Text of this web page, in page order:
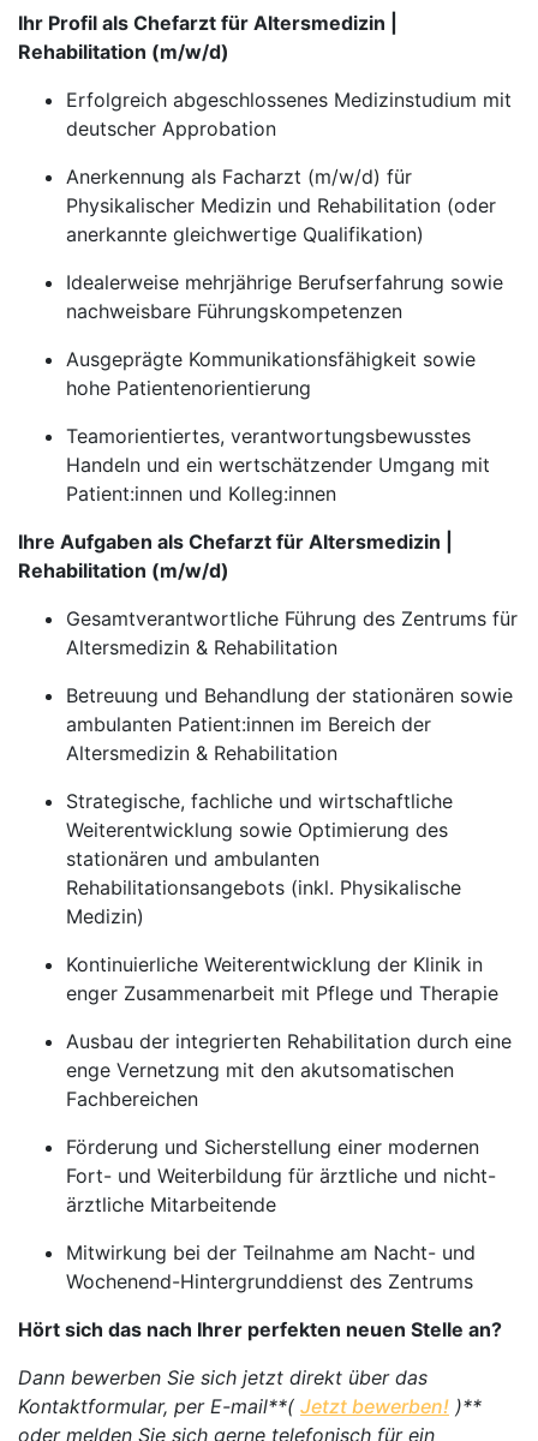
Ihr Profil als Chefarzt für Altersmedizin |
Rehabilitation (m/w/d)
Erfolgreich abgeschlossenes Medizinstudium mit
deutscher Approbation
Anerkennung als Facharzt (m/w/d) für
Physikalischer Medizin und Rehabilitation (oder
anerkannte gleichwertige Qualifikation)
Idealerweise mehrjährige Berufserfahrung sowie
nachweisbare Führungskompetenzen
Ausgeprägte Kommunikationsfähigkeit sowie
hohe Patientenorientierung
Teamorientiertes, verantwortungsbewusstes
Handeln und ein wertschätzender Umgang mit
Patient:innen und Kolleg:innen
Ihre Aufgaben als Chefarzt für Altersmedizin |
Rehabilitation (m/w/d)
Gesamtverantwortliche Führung des Zentrums für
Altersmedizin & Rehabilitation
Betreuung und Behandlung der stationären sowie
ambulanten Patient:innen im Bereich der
Altersmedizin & Rehabilitation
Strategische, fachliche und wirtschaftliche
Weiterentwicklung sowie Optimierung des
stationären und ambulanten
Rehabilitationsangebots (inkl. Physikalische
Medizin)
Kontinuierliche Weiterentwicklung der Klinik in
enger Zusammenarbeit mit Pflege und Therapie
Ausbau der integrierten Rehabilitation durch eine
enge Vernetzung mit den akutsomatischen
Fachbereichen
Förderung und Sicherstellung einer modernen
Fort- und Weiterbildung für ärztliche und nicht-
ärztliche Mitarbeitende
Mitwirkung bei der Teilnahme am Nacht- und
Wochenend-Hintergrunddienst des Zentrums
Hört sich das nach Ihrer perfekten neuen Stelle an?
Dann bewerben Sie sich jetzt direkt über das
Kontaktformular, per E-mail**( Jetzt bewerben! )**
oder melden Sie sich gerne telefonisch für ein